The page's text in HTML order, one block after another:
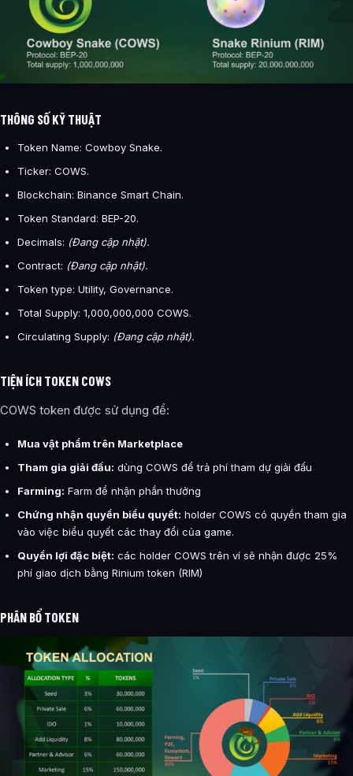
THÔNG SỐ KỸ THUẬT
Token Name: Cowboy Snake.
Ticker: COWS.
Blockchain: Binance Smart Chain.
Token Standard: BEP-20.
Decimals: (Đang cập nhật).
Contract: (Đang cập nhật).
Token type: Utility, Governance.
Total Supply: 1,000,000,000 COWS.
Circulating Supply: (Đang cập nhật).
TIỆN ÍCH TOKEN COWS
COWS token được sử dụng để:
Mua vật phẩm trên Marketplace
Tham gia giải đấu: dùng COWS để trả phí tham dự giải đấu
Farming: Farm để nhận phần thưởng
Chứng nhận quyền biểu quyết: holder COWS có quyền tham gia
vào việc biểu quyết các thay đổi của game.
Quyền lợi đặc biệt: các holder COWS trên ví sẽ nhận được 25%
phí giao dịch bằng Rinium token (RIM)
PHÂN BỔ TOKEN